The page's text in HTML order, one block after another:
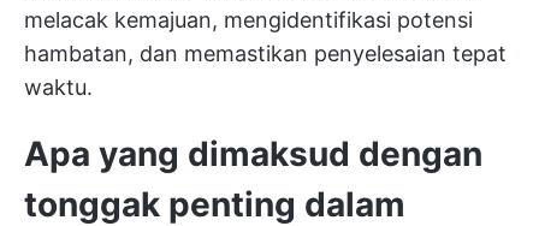
melacak kemajuan, mengidentifikasi potensi
hambatan, dan memastikan penyelesaian tepat
waktu.
Apa yang dimaksud dengan
tonggak penting dalam